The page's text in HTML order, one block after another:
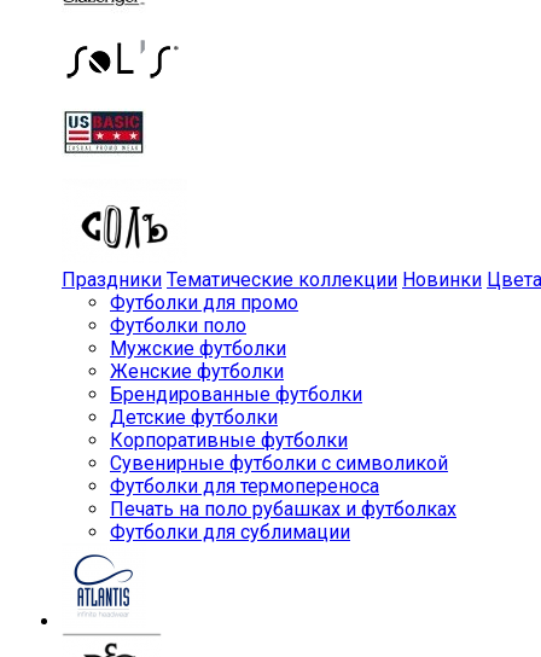
Праздники Тематические коллекции Новинки Цвета
Футболки для промо
Футболки поло
Мужские футболки
Женские футболки
Брендированные футболки
Детские футболки
Корпоративные футболки
Сувенирные футболки с символикой
Футболки для термопереноса
Печать на поло рубашках и футболках
Футболки для сублимации